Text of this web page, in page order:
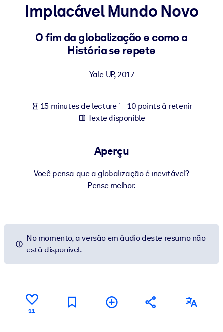
PAR SYSTÈME
Pour LMS/LXP
LMS/LXP pour de meilleurs résultats d'apprentissage.
Enrichissez votre bibliothèque d'entreprise avec des
commerciales fiables et prêtes à l'emploi.
Alimentez vos systèmes d'IA avec des connaissances fiables et
Implacável Mundo Novo
O fim da globalização e como a
História se repete
Yale UP,2017
15 minutes de lecture
10 points à retenir
Texte disponible
Aperçu
Você pensa que a globalização é inevitável?
Pense melhor.
No momento, a versão em áudio deste resumo não
está disponível.
11